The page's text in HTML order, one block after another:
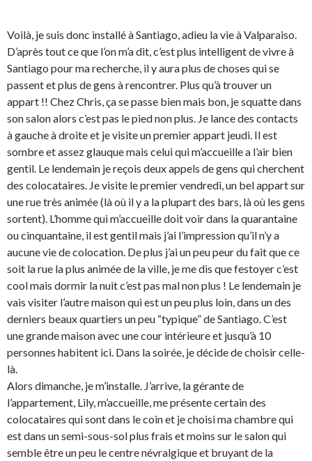
Voilà, je suis donc installé à Santiago, adieu la vie à Valparaiso.
D’après tout ce que l’on m’a dit, c’est plus intelligent de vivre à
Santiago pour ma recherche, il y aura plus de choses qui se
passent et plus de gens à rencontrer. Plus qu’à trouver un
appart !! Chez Chris, ça se passe bien mais bon, je squatte dans
son salon alors c’est pas le pied non plus. Je lance des contacts
à gauche à droite et je visite un premier appart jeudi. Il est
sombre et assez glauque mais celui qui m’accueille a l’air bien
gentil. Le lendemain je reçois deux appels de gens qui cherchent
des colocataires. Je visite le premier vendredi, un bel appart sur
une rue très animée (là où il y a la plupart des bars, là où les gens
sortent). L’homme qui m’accueille doit voir dans la quarantaine
ou cinquantaine, il est gentil mais j’ai l’impression qu’il n’y a
aucune vie de colocation. De plus j’ai un peu peur du fait que ce
soit la rue la plus animée de la ville, je me dis que festoyer c’est
cool mais dormir la nuit c’est pas mal non plus ! Le lendemain je
vais visiter l’autre maison qui est un peu plus loin, dans un des
derniers beaux quartiers un peu “typique” de Santiago. C’est
une grande maison avec une cour intérieure et jusqu’à 10
personnes habitent ici. Dans la soirée, je décide de choisir celle-
là.
Alors dimanche, je m’installe. J’arrive, la gérante de
l’appartement, Lily, m’accueille, me présente certain des
colocataires qui sont dans le coin et je choisi ma chambre qui
est dans un semi-sous-sol plus frais et moins sur le salon qui
semble être un peu le centre névralgique et bruyant de la